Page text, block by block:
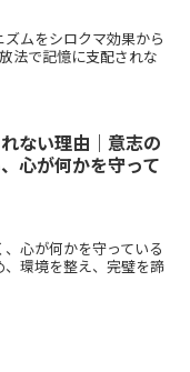
ムをシロクマ効果から
法で記憶に支配されな
ない理由｜意志の
心が何かを守って
心が何かを守っている
環境を整え、完璧を諦